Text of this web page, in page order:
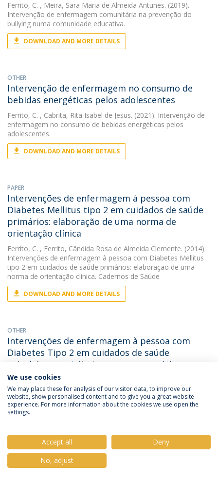
Ferrito, C. , Meira, Sara Maria de Almeida Antunes. (2019).
Intervenção de enfermagem comunitária na prevenção do
bullying numa comunidade educativa.
DOWNLOAD AND MORE DETAILS
OTHER
Intervenção de enfermagem no consumo de
bebidas energéticas pelos adolescentes
Ferrito, C. , Cabrita, Rita Isabel de Jesus. (2021). Intervenção de
enfermagem no consumo de bebidas energéticas pelos
adolescentes.
DOWNLOAD AND MORE DETAILS
PAPER
Intervenções de enfermagem à pessoa com
Diabetes Mellitus tipo 2 em cuidados de saúde
primários: elaboração de uma norma de
orientação clínica
Ferrito, C. , Ferrito, Cândida Rosa de Almeida Clemente. (2014).
Intervenções de enfermagem à pessoa com Diabetes Mellitus
tipo 2 em cuidados de saúde primários: elaboração de uma
norma de orientação clínica. Cadernos de Saúde
DOWNLOAD AND MORE DETAILS
OTHER
Intervenções de enfermagem à pessoa com
Diabetes Tipo 2 em cuidados de saúde
primários : contributos para uma prática
baseada em evidência
Ferrito, C., Ferrito, Cândida Rosa de Almeida Clemente. (2010).
Intervenções de enfermagem à pessoa com Diabetes Tipo 2
em cuidados de saúde primários : contributos para uma prática
baseada em evidência.
DOWNLOAD AND MORE DETAILS
We use cookies
We may place these for analysis of our visitor data, to improve our
website, show personalised content and to give you a great website
experience. For more information about the cookies we use open the
settings.
Accept all
Deny
No, adjust